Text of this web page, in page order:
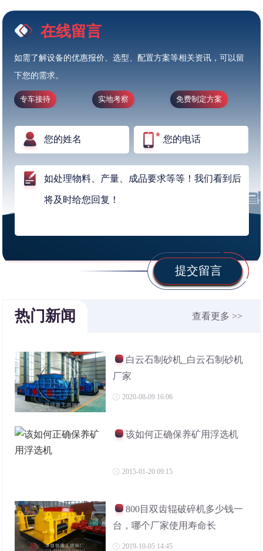
在线留言
如需了解设备的优惠报价、选型、配置方案等相关资讯，可以留
下您的需求。
专车接待 实地考察 免费制定方案
提交留言
热门新闻 查看更多 >>
白云石制砂机_白云石制砂机
厂家
2020-08-09 16:06
该如何正确保养矿用浮选机
2015-01-20 09:15
800目双齿辊破碎机多少钱一
台，哪个厂家使用寿命长
2019-10-05 14:45